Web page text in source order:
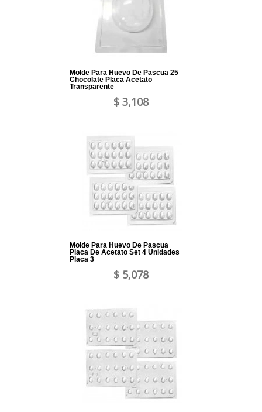
Molde Para Huevo De Pascua 25
Chocolate Placa Acetato
Transparente
$ 3,108
Molde Para Huevo De Pascua
Placa De Acetato Set 4 Unidades
Placa 3
$ 5,078